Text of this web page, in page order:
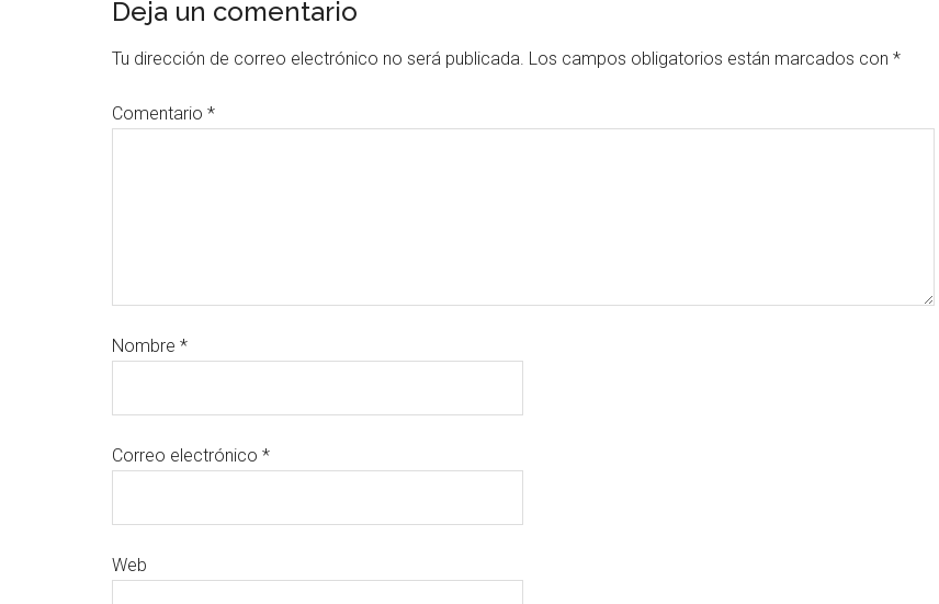
Deja un comentario
Tu dirección de correo electrónico no será publicada. Los campos obligatorios están marcados con *
Comentario *
Nombre *
Correo electrónico *
Web